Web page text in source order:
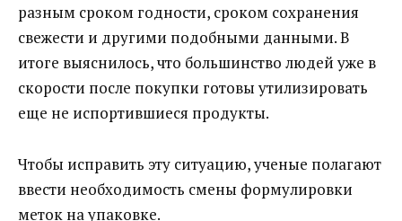
разным сроком годности, сроком сохранения
свежести и другими подобными данными. В
итоге выяснилось, что большинство людей уже в
скорости после покупки готовы утилизировать
еще не испортившиеся продукты.
Чтобы исправить эту ситуацию, ученые полагают
ввести необходимость смены формулировки
меток на упаковке.